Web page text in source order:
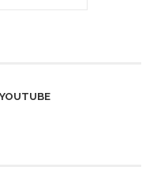
YOUTUBE